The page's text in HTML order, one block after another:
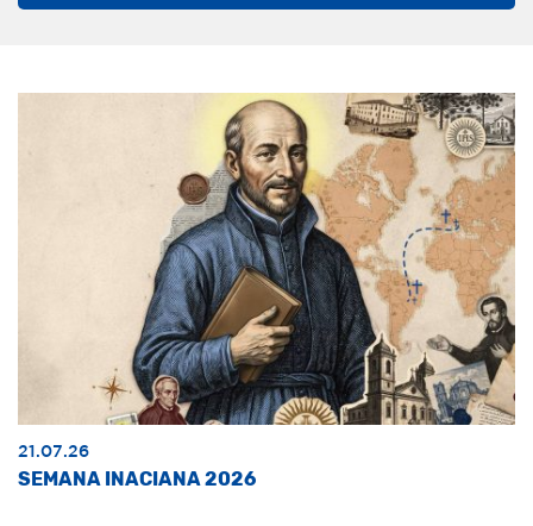
21.07.26
SEMANA INACIANA 2026